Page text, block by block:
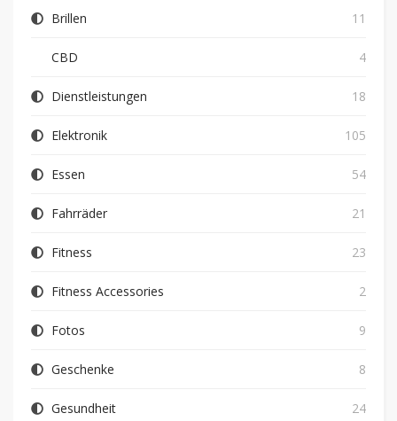
Brillen 11
CBD 4
Dienstleistungen 18
Elektronik 105
Essen 54
Fahrräder 21
Fitness 23
Fitness Accessories 2
Fotos 9
Geschenke 8
Gesundheit 24